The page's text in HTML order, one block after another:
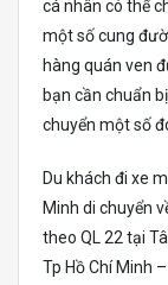
cá nhân có thể
một số cung
hàng quán ven
bạn cần chuẩn
chuyển một số
Du khách đi xe
Minh di chuyển
theo QL 22 tại
Tp Hồ Chí Minh